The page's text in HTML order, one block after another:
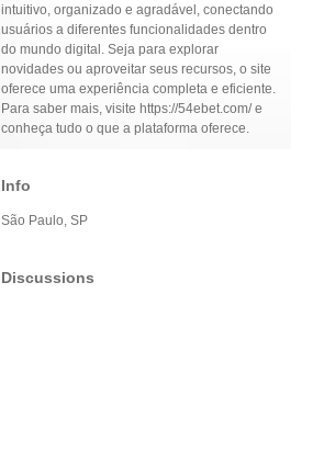
intuitivo, organizado e agradável, conectando
usuários a diferentes funcionalidades dentro
do mundo digital. Seja para explorar
novidades ou aproveitar seus recursos, o site
oferece uma experiência completa e eficiente.
Para saber mais, visite https://54ebet.com/ e
conheça tudo o que a plataforma oferece.
Info
São Paulo, SP
Discussions